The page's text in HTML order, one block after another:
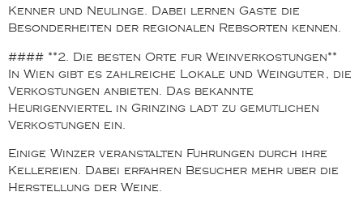
Kenner und Neulinge. Dabei lernen Gaste die
Besonderheiten der regionalen Rebsorten kennen.
#### **2. Die besten Orte fur Weinverkostungen**
In Wien gibt es zahlreiche Lokale und Weinguter, die
Verkostungen anbieten. Das bekannte
Heurigenviertel in Grinzing ladt zu gemutlichen
Verkostungen ein.
Einige Winzer veranstalten Fuhrungen durch ihre
Kellereien. Dabei erfahren Besucher mehr uber die
Herstellung der Weine.